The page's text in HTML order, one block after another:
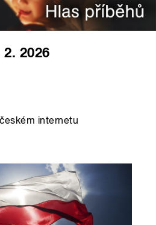
2026
internetu